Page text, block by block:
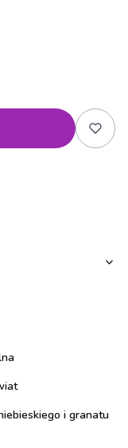
i granatu